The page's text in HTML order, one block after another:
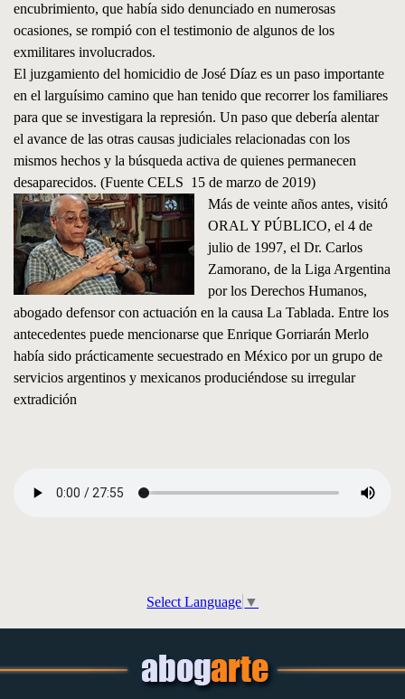
encubrimiento, que había sido denunciado en numerosas
ocasiones, se rompió con el testimonio de algunos de los
exmilitares involucrados.
El juzgamiento del homicidio de José Díaz es un paso importante
en el larguísimo camino que han tenido que recorrer los familiares
para que se investigara la represión. Un paso que debería alentar
el avance de las otras causas judiciales relacionadas con los
mismos hechos y la búsqueda activa de quienes permanecen
desaparecidos. (Fuente CELS 15 de marzo de 2019)
Más de veinte años antes, visitó
ORAL Y PÚBLICO, el 4 de
julio de 1997, el Dr. Carlos
Zamorano, de la Liga Argentina
por los Derechos Humanos,
abogado defensor con actuación en la causa La Tablada. Entre los
antecedentes puede mencionarse que Enrique Gorriarán Merlo
había sido prácticamente secuestrado en México por un grupo de
servicios argentinos y mexicanos produciéndose su irregular
extradición
Select Language ▼